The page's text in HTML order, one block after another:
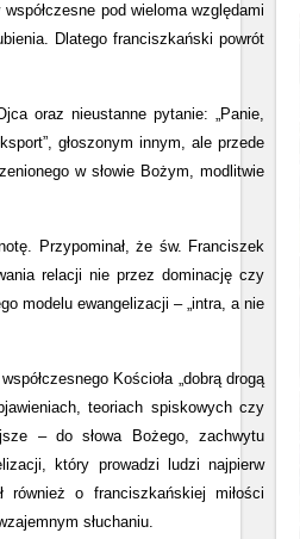
pod wieloma względami
Dlatego franciszkański powrót
oraz nieustanne pytanie: „Panie,
głoszonym innym, ale przede
w słowie Bożym, modlitwie
Przypominał, że św. Franciszek
relacji nie przez dominację czy
modelu ewangelizacji – „intra, a nie
Kościoła „dobrą drogą
teoriach spiskowych czy
– do słowa Bożego, zachwytu
który prowadzi ludzi najpierw
również o franciszkańskiej miłości
słuchaniu.